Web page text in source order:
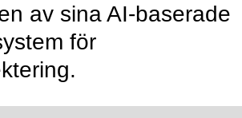
av sina AI-baserade
för